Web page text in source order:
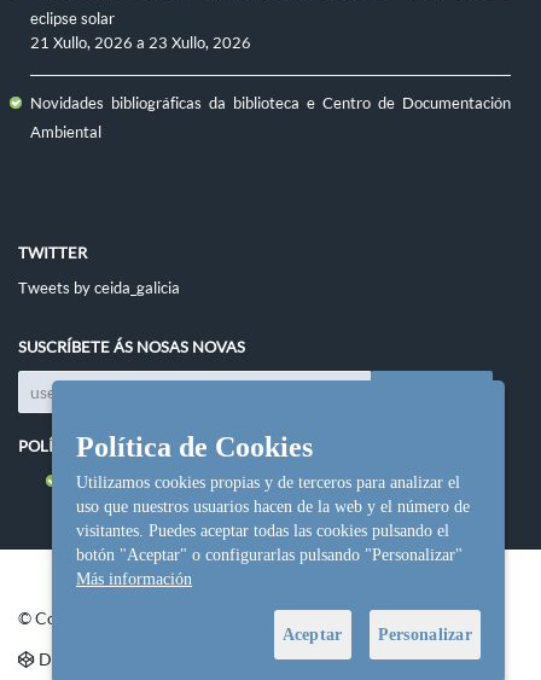
eclipse solar
21 Xullo, 2026 a 23 Xullo, 2026
Novidades bibliográficas da biblioteca e Centro de Documentación
Ambiental
TWITTER
Tweets by ceida_galicia
SUSCRÍBETE ÁS NOSAS NOVAS
POLÍTICAS DO SITIO
Política de cookies
© Copyright Ceida.
Denvolvemento e deseño web
NetInformática
Política de Cookies
Utilizamos cookies propias y de terceros para analizar el
uso que nuestros usuarios hacen de la web y el número de
visitantes. Puedes aceptar todas las cookies pulsando el
botón "Aceptar" o configurarlas pulsando "Personalizar"
Más información
Aceptar Personalizar